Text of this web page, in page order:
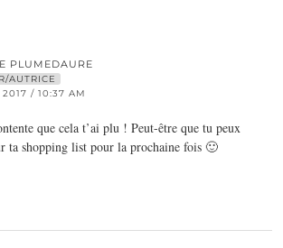
PLUMEDAURE
AUTRICE
2017 / 10:37 AM
que cela t’ai plu ! Peut-être que tu peux
ta shopping list pour la prochaine fois 🙂